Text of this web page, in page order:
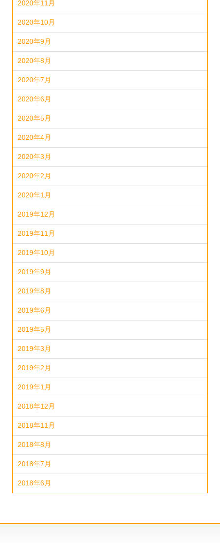
2020年11月
2020年10月
2020年9月
2020年8月
2020年7月
2020年6月
2020年5月
2020年4月
2020年3月
2020年2月
2020年1月
2019年12月
2019年11月
2019年10月
2019年9月
2019年8月
2019年6月
2019年5月
2019年3月
2019年2月
2019年1月
2018年12月
2018年11月
2018年8月
2018年7月
2018年6月